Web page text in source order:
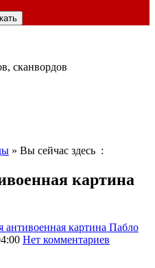
сканвордов
» Вы сейчас здесь :
картина
антивоенная картина Пабло
Нет комментариев